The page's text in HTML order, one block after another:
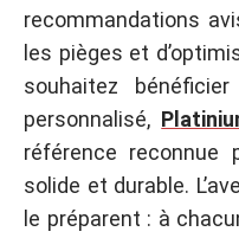
recommandations
les pièges et
souhaitez bénéficier
personnalisé,
référence reconnue
solide et durable.
le préparent : à